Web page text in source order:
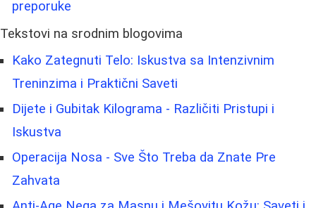
preporuke
Tekstovi na srodnim blogovima
Kako Zategnuti Telo: Iskustva sa Intenzivnim
Treninzima i Praktični Saveti
Dijete i Gubitak Kilograma - Različiti Pristupi i
Iskustva
Operacija Nosa - Sve Što Treba da Znate Pre
Zahvata